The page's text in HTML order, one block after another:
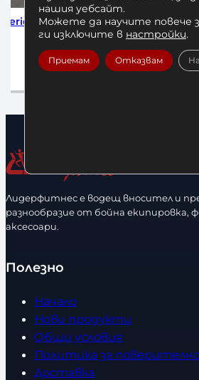
Black
Бинтове за Бокс
Black/Gold
12,00 / 23,47 лв.
Лидерфитнес е водещ вносител и
разнообразие от бойна екипировка,
аксесоари.
Полезно
Начало
Нови продукти
Общи условия
Политика за
Доставка
нашия уебсайт.
Можете да научите повече
ги изключите в настройки.
Приемам Отказвам